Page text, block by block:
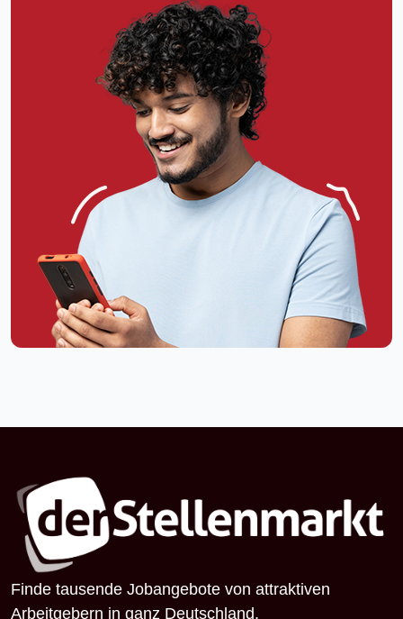
Finde tausende Jobangebote von attraktiven
Arbeitgebern in ganz Deutschland.